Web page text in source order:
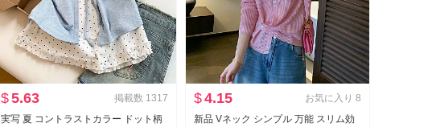
$5.63 掲載数 1317
実写 夏 コントラストカラー ドット柄
$4.15 お気に入り 8
新品 Vネック シンプル 万能 スリム効